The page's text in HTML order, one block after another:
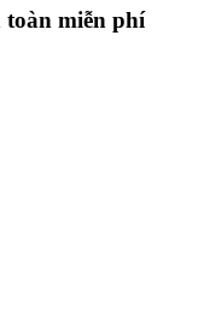
miễn phí